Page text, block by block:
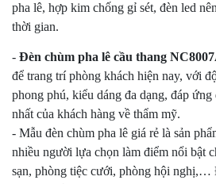
pha lê, hợp kim chống gỉ sét, đèn led
thời gian.
- Đèn chùm pha lê cầu thang
để trang trí phòng khách hiện nay, với
phong phú, kiểu dáng đa dạng, đáp
nhất của khách hàng về thẩm mỹ.
- Mẫu đèn chùm pha lê giá rẻ là sản
nhiều người lựa chọn làm điểm nổi bật
sạn, phòng tiệc cưới, phòng hội nghị,…